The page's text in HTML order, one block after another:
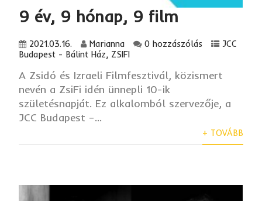
9 év, 9 hónap, 9 film
2021.03.16. Marianna 0 hozzászólás
JCC
Budapest - Bálint Ház, ZSIFI
A Zsidó és Izraeli Filmfesztivál, közismert
nevén a ZsiFi idén ünnepli 10-ik
születésnapját. Ez alkalomból szervezője, a
JCC Budapest –...
+ TOVÁBB